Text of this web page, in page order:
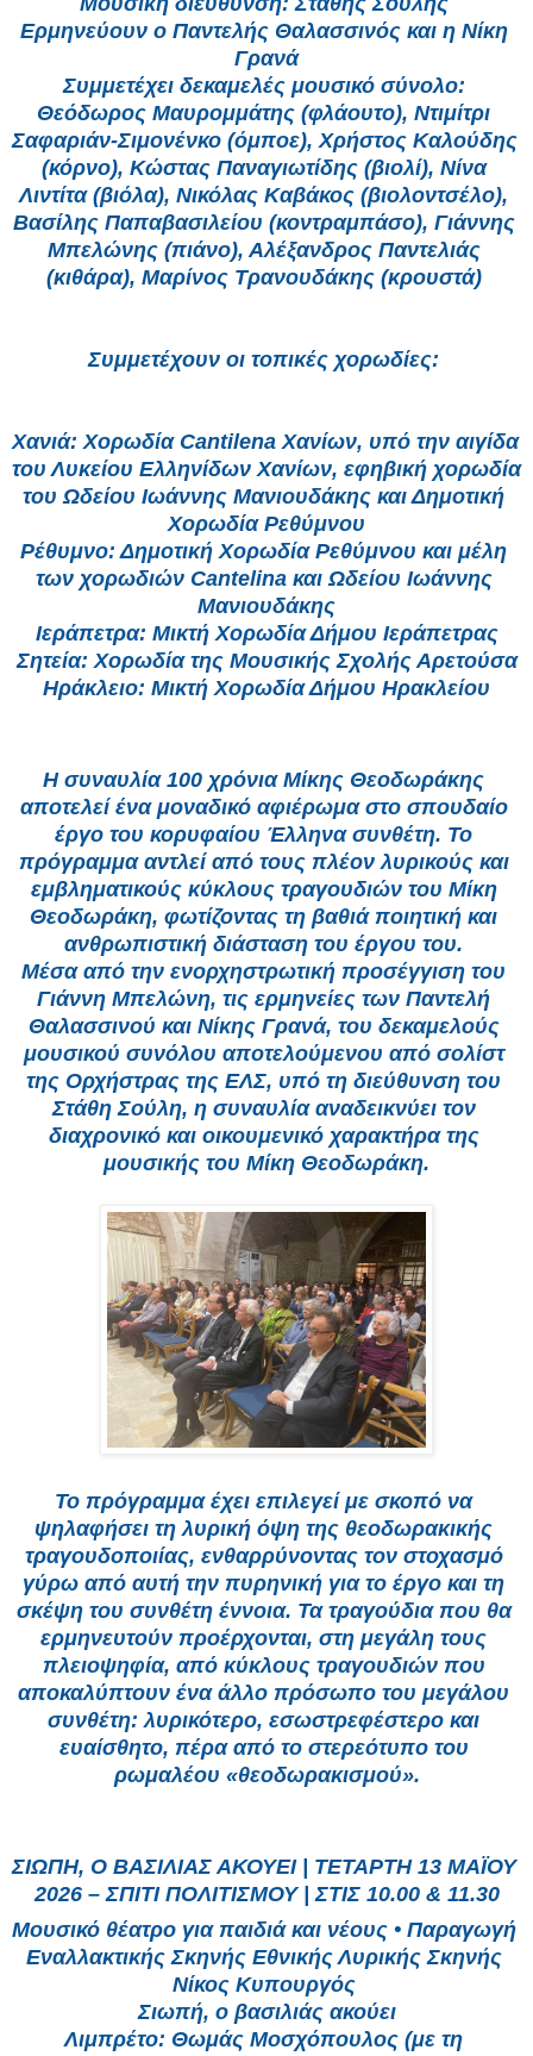
Ερμηνεύουν ο Παντελής Θαλασσινός και η Νίκη
Γρανά
Συμμετέχει δεκαμελές μουσικό σύνολο:
Θεόδωρος Μαυρομμάτης (φλάουτο), Ντιμίτρι
Σαφαριάν-Σιμονένκο (όμποε), Χρήστος Καλούδης
(κόρνο), Κώστας Παναγιωτίδης (βιολί), Νίνα
Λιντίτα (βιόλα), Νικόλας Καβάκος (βιολοντσέλο),
Βασίλης Παπαβασιλείου (κοντραμπάσο), Γιάννης
Μπελώνης (πιάνο), Αλέξανδρος Παντελιάς
(κιθάρα), Μαρίνος Τρανουδάκης (κρουστά)
Συμμετέχουν οι τοπικές χορωδίες:
Χανιά: Χορωδία Cantilena Χανίων, υπό την αιγίδα
του Λυκείου Ελληνίδων Χανίων, εφηβική χορωδία
του Ωδείου Ιωάννης Μανιουδάκης και Δημοτική
Χορωδία Ρεθύμνου
Ρέθυμνο: Δημοτική Χορωδία Ρεθύμνου και μέλη
των χορωδιών Cantelina και Ωδείου Ιωάννης
Μανιουδάκης
Ιεράπετρα: Μικτή Χορωδία Δήμου Ιεράπετρας
Σητεία: Χορωδία της Μουσικής Σχολής Αρετούσα
Ηράκλειο: Μικτή Χορωδία Δήμου Ηρακλείου
Η συναυλία 100 χρόνια Μίκης Θεοδωράκης
αποτελεί ένα μοναδικό αφιέρωμα στο σπουδαίο
έργο του κορυφαίου Έλληνα συνθέτη. Το
πρόγραμμα αντλεί από τους πλέον λυρικούς και
εμβληματικούς κύκλους τραγουδιών του Μίκη
Θεοδωράκη, φωτίζοντας τη βαθιά ποιητική και
ανθρωπιστική διάσταση του έργου του.
Μέσα από την ενορχηστρωτική προσέγγιση του
Γιάννη Μπελώνη, τις ερμηνείες των Παντελή
Θαλασσινού και Νίκης Γρανά, του δεκαμελούς
μουσικού συνόλου αποτελούμενου από σολίστ
της Ορχήστρας της ΕΛΣ, υπό τη διεύθυνση του
Στάθη Σούλη, η συναυλία αναδεικνύει τον
διαχρονικό και οικουμενικό χαρακτήρα της
μουσικής του Μίκη Θεοδωράκη.
Το πρόγραμμα έχει επιλεγεί με σκοπό να
ψηλαφήσει τη λυρική όψη της θεοδωρακικής
τραγουδοποιίας, ενθαρρύνοντας τον στοχασμό
γύρω από αυτή την πυρηνική για το έργο και τη
σκέψη του συνθέτη έννοια. Τα τραγούδια που θα
ερμηνευτούν προέρχονται, στη μεγάλη τους
πλειοψηφία, από κύκλους τραγουδιών που
αποκαλύπτουν ένα άλλο πρόσωπο του μεγάλου
συνθέτη: λυρικότερο, εσωστρεφέστερο και
ευαίσθητο, πέρα από το στερεότυπο του
ρωμαλέου «θεοδωρακισμού».
ΣΙΩΠΗ, Ο ΒΑΣΙΛΙΑΣ ΑΚΟΥΕΙ | ΤΕΤΑΡΤΗ 13 ΜΑΪΟΥ
2026 – ΣΠΙΤΙ ΠΟΛΙΤΙΣΜΟΥ | ΣΤΙΣ 10.00 & 11.30
Μουσικό θέατρο για παιδιά και νέους • Παραγωγή
Εναλλακτικής Σκηνής Εθνικής Λυρικής Σκηνής
Νίκος Κυπουργός
Σιωπή, ο βασιλιάς ακούει
Λιμπρέτο: Θωμάς Μοσχόπουλος (με τη